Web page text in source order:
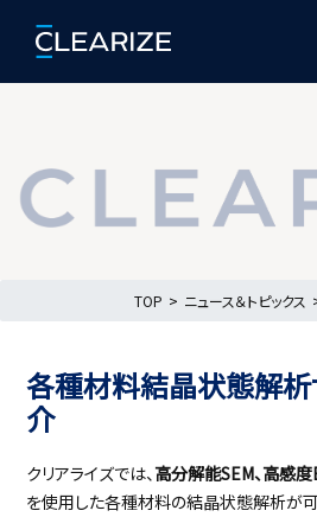
TOP ニュース＆トピックス
各種材料結晶状態解析
介
クリアライズでは、高分解能SEM、高感
を使用した各種材料の結晶状態解析が可